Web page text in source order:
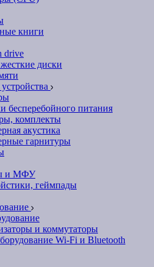
книги
drive
диски
бесперебойного питания
комплекты
акустика
гарнитуры
и МФУ
геймпады
и коммутаторы
Wi-Fi и Bluetooth